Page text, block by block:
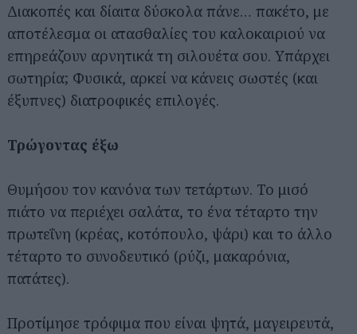
Διακοπές και δίαιτα δύσκολα πάνε… πακέτο, με
αποτέλεσμα οι ατασθαλίες του καλοκαιριού να
επηρεάζουν αρνητικά τη σιλουέτα σου. Υπάρχει
σωτηρία; Φυσικά, αρκεί να κάνεις σωστές (και
έξυπνες) διατροφικές επιλογές.
Τρώγοντας έξω
Θυμήσου τον κανόνα των τετάρτων. Το μισό
πιάτο να περιέχει σαλάτα, το ένα τέταρτο την
πρωτεΐνη (κρέας, κοτόπουλο, ψάρι) και το άλλο
τέταρτο το συνοδευτικό (ρύζι, μακαρόνια,
πατάτες).
Προτίμησε τρόφιμα που είναι ψητά, μαγειρευτά,